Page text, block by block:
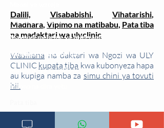
Dalili, Visababishi, Vihatarishi,
Madhara,Vipimo na matibabu, Pata tiba
na madaktari wa ulyclinic
Wasiliana na daktari wa Ngozi wa ULY
CLINIC kupata tiba kwa kubonyeza hapa
au kupiga namba za simu chini ya tovuti
hii.
Mahali tunapatikana
Makundi mengine yatelegram
Matangazo na udhamini
​Matibabu ya nyumbani
Maono na dira yetu
Programu za mafunzo